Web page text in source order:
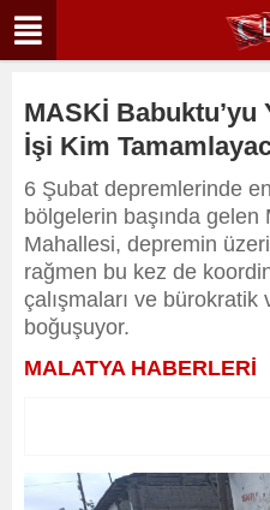
MASKİ Babuktu’yu
İşi Kim
6 Şubat depremlerinde
bölgelerin başında
Mahallesi, depremin
rağmen bu kez de
çalışmaları ve bürokratik
boğuşuyor.
MALATYA HABERLERİ